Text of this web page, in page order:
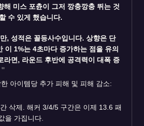
해 미스 포츈이 그저 깡충깡충 뛰는 것
수 있게 했습니다.
, 성적은 꼴등사수입니다. 상향은 단
이 1%는 4초마다 증가하는 점을 유의
라면, 라운드 후반에 공격력이 대폭 증
아이템당 추가 피해 및 피해 감소:
삭제. 해커 3/4/5 구간은 이제 13.6 패
을 가집니다.